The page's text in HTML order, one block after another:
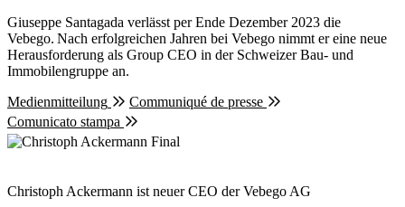
Giuseppe Santagada verlässt per Ende Dezember 2023 die
Vebego. Nach erfolgreichen Jahren bei Vebego nimmt er eine neue
Herausforderung als Group CEO in der Schweizer Bau- und
Immobilengruppe an.
Medienmitteilung
Communiqué de presse
Comunicato stampa
Christoph Ackermann ist neuer CEO der Vebego AG